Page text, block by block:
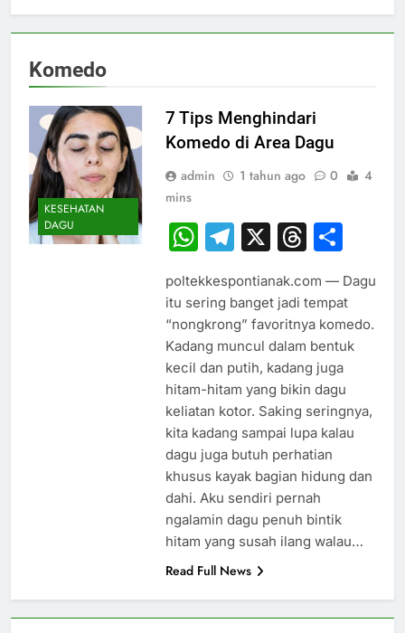
Komedo
KESEHATAN
DAGU
7 Tips Menghindari
Komedo di Area Dagu
admin 1 tahun ago 0
4
mins
WhatsApp
Telegram
X
poltekkespontianak.com — Dagu
itu sering banget jadi tempat
“nongkrong” favoritnya komedo.
Kadang muncul dalam bentuk
kecil dan putih, kadang juga
hitam-hitam yang bikin dagu
keliatan kotor. Saking seringnya,
kita kadang sampai lupa kalau
dagu juga butuh perhatian
khusus kayak bagian hidung dan
dahi. Aku sendiri pernah
ngalamin dagu penuh bintik
hitam yang susah ilang walau…
Read Full News